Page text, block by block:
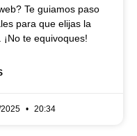
Te guiamos paso
para que elijas la
te equivoques!
20:34